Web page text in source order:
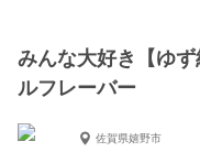
みんな大好き【ゆ
ルフレーバ
佐賀県嬉野市